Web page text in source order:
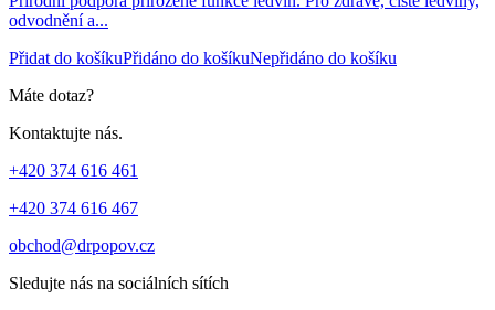
odvodnění a...
Přidat do košíkuPřidáno do košíkuNepřidáno do košíku
Máte dotaz?
Kontaktujte nás.
+420 374 616 461
+420 374 616 467
obchod@drpopov.cz
Sledujte nás na sociálních sítích